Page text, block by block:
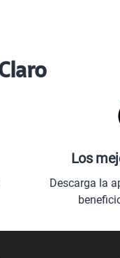
Los
Descarga la